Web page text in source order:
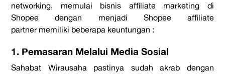
networking, memulai bisnis affiliate marketing di
Shopeedengan menjadi Shopee affiliate
partnermemiliki beberapa keuntungan :
1. Pemasaran Melalui Media Sosial
Sahabat Wirausaha pastinya sudah akrab dengan